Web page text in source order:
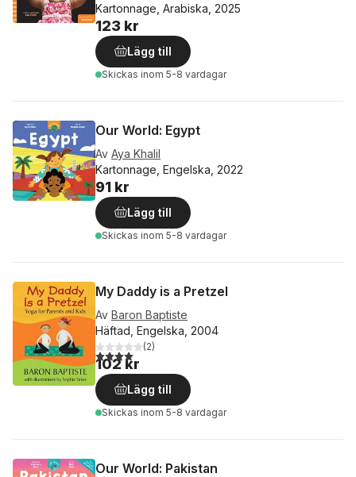
Kartonnage, Arabiska, 2025
123 kr
Lägg till
Skickas inom 5-8 vardagar
Our World: Egypt
Av Aya Khalil
Kartonnage, Engelska, 2022
91 kr
Lägg till
Skickas inom 5-8 vardagar
My Daddy is a Pretzel
Av Baron Baptiste
Häftad, Engelska, 2004
4,0utav 5 stjärnor. Totalt antal röster:
(2)
102 kr
Lägg till
Skickas inom 5-8 vardagar
Our World: Pakistan